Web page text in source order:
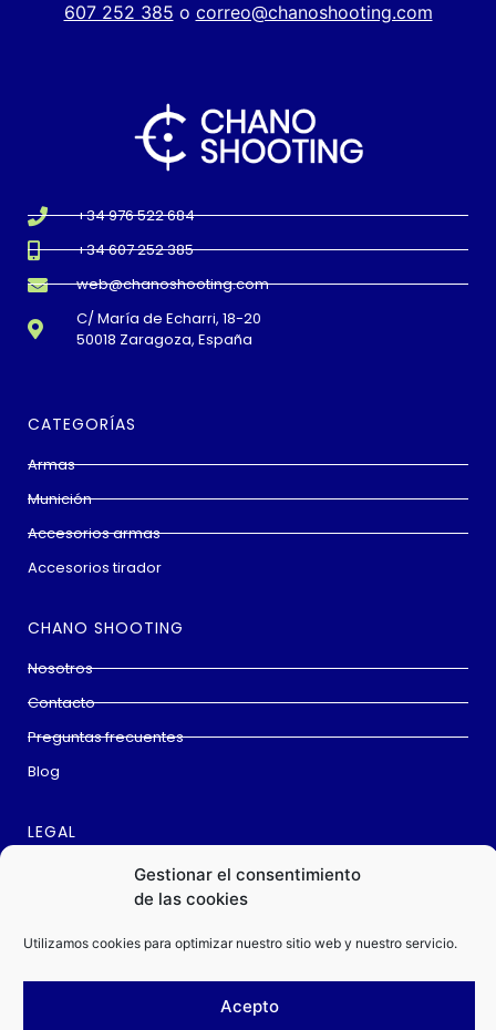
Gestionar el consentimiento
de las cookies
Utilizamos cookies para optimizar nuestro sitio web y nuestro servicio.
Acepto
607 252 385 o correo@chanoshooting.com
+34 976 522 684
+34 607 252 385
web@chanoshooting.com
C/ María de Echarri, 18-20
50018 Zaragoza, España
CATEGORÍAS
Armas
Munición
Accesorios armas
Accesorios tirador
CHANO SHOOTING
Nosotros
Contacto
Preguntas frecuentes
Blog
LEGAL
Política privacidad